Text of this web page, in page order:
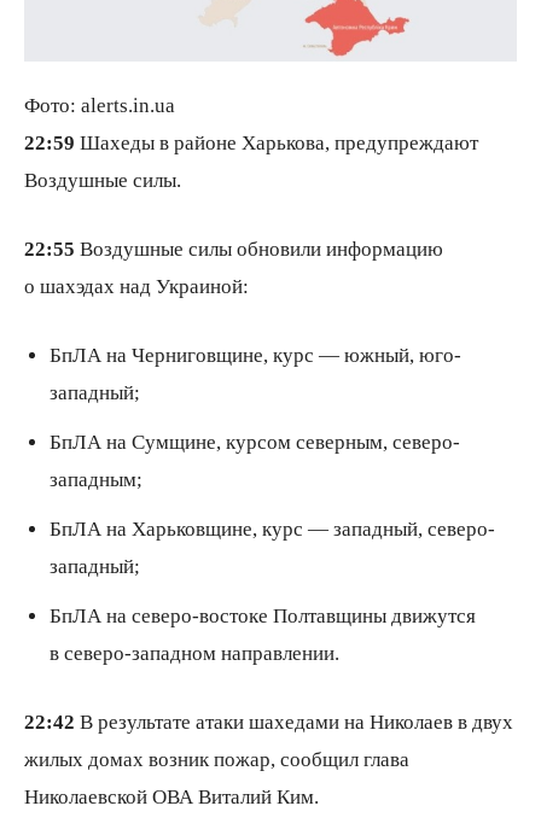
Фото: alerts.in.ua
22:59 Шахеды в районе Харькова, предупреждают
Воздушные силы.
22:55 Воздушные силы обновили информацию
о шахэдах над Украиной:
БпЛА на Черниговщине, курс — южный, юго-
западный;
БпЛА на Сумщине, курсом северным, северо-
западным;
БпЛА на Харьковщине, курс — западный, северо-
западный;
БпЛА на северо-востоке Полтавщины движутся
в северо-западном направлении.
22:42 В результате атаки шахедами на Николаев в двух
жилых домах возник пожар, сообщил глава
Николаевской ОВА Виталий Ким.